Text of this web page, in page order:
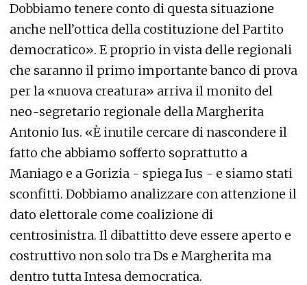
Dobbiamo tenere conto di questa situazione
anche nell’ottica della costituzione del Partito
democratico». E proprio in vista delle regionali
che saranno il primo importante banco di prova
per la «nuova creatura» arriva il monito del
neo-segretario regionale della Margherita
Antonio Ius. «È inutile cercare di nascondere il
fatto che abbiamo sofferto soprattutto a
Maniago e a Gorizia - spiega Ius - e siamo stati
sconfitti. Dobbiamo analizzare con attenzione il
dato elettorale come coalizione di
centrosinistra. Il dibattitto deve essere aperto e
costruttivo non solo tra Ds e Margherita ma
dentro tutta Intesa democratica.